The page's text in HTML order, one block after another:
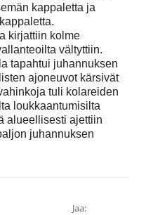
kappaletta ja
kirjattiin kolme
vältyttiin.
tapahtui juhannuksen
ajoneuvot kärsivät
tuli kolareiden
loukkaantumisilta
alueellisesti ajettiin
juhannuksen
Jaa: